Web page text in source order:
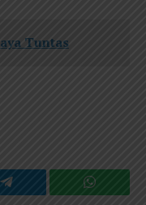
Tuntas
Telegram